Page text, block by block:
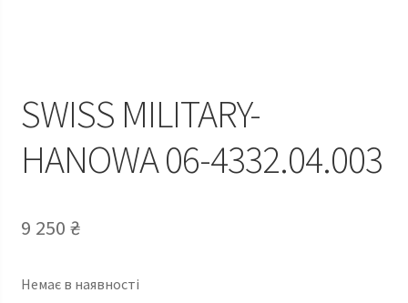
SWISS MILITARY-
HANOWA 06-4332.04.003
9 250 ₴
Немає в наявності